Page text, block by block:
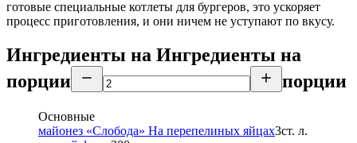
готовые специальные котлеты для бургеров, это ускоряет
процесс приготовления, и они ничем не уступают по вкусу.
Ингредиенты на Ингредиенты на
порции
порции
Основные
майонез «Слобода» На перепелиных яйцах3ст. л.